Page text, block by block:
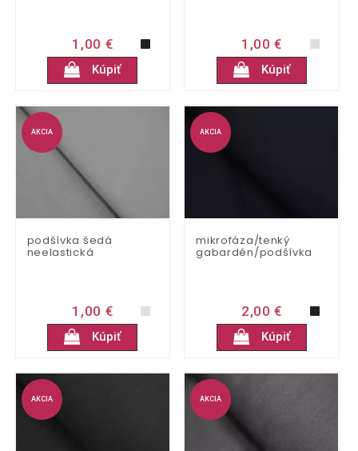
1,00 €
Kúpiť
1,00 €
Kúpiť
AKCIA
podšívka šedá
neelastická
1,00 €
Kúpiť
AKCIA
mikrofáza/tenký
gabardén/podšívka
2,00 €
Kúpiť
AKCIA AKCIA